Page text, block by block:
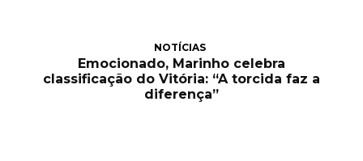
NOTÍCIAS
Emocionado, Marinho celebra
classificação do Vitória: “A torcida faz a
diferença”